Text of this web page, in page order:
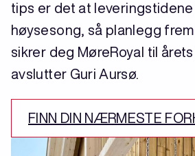
tips er det at leveringstidene
høysesong, så planlegg
sikrer deg MøreRoyal til
avslutter Guri Aursø.
FINN DIN NÆRMESTE